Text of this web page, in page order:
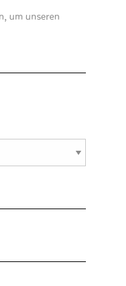
um unseren